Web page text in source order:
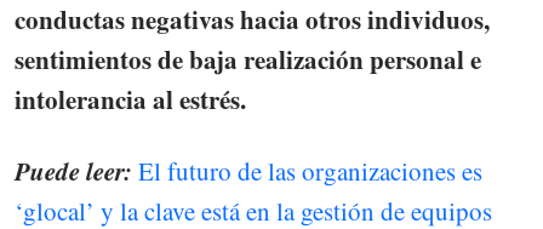
conductas negativas hacia otros individuos,
sentimientos de baja realización personal e
intolerancia al estrés.
Puede leer: El futuro de las organizaciones es
‘glocal’ y la clave está en la gestión de equipos